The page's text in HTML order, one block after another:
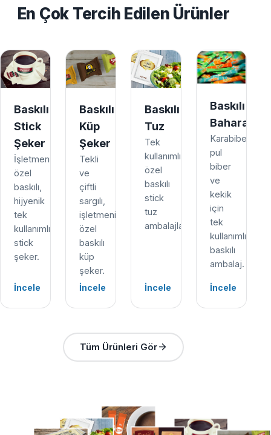
En Çok Tercih Edilen Ürünler
Baskılı
Stick
Şeker
İşletmenize
özel
baskılı,
hijyenik
tek
kullanımlık
stick
şeker.
İncele
Baskılı
Küp
Şeker
Tekli
ve
çiftli
sargılı,
işletmenize
özel
baskılı
küp
şeker.
İncele
Baskılı
Tuz
Tek
kullanımlık,
özel
baskılı
stick
tuz
ambalajları.
İncele
Baskılı
Baharat
Karabiber,
pul
biber
ve
kekik
için
tek
kullanımlık
baskılı
ambalaj.
İncele
Tüm Ürünleri Gör